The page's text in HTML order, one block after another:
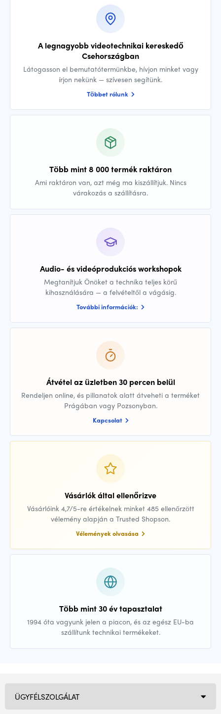
A legnagyobb videotechnikai kereskedő
Csehországban
Látogasson el bemutatótermünkbe, hívjon minket vagy
írjon nekünk — szívesen segítünk.
Többet rólunk
Több mint 8 000 termék raktáron
Ami raktáron van, azt még ma kiszállítjuk. Nincs
várakozás a szállításra.
Audio- és videóprodukciós workshopok
Megtanítjuk Önöket a technika teljes körű
kihasználására — a felvételtől a vágásig.
További információk:
Átvétel az üzletben 30 percen belül
Rendeljen online, és pillanatok alatt átveheti a terméket
Prágában vagy Pozsonyban.
Kapcsolat
Vásárlók által ellenőrizve
Vásárlóink 4,7/5-re értékelnek minket 485 ellenőrzött
vélemény alapján a Trusted Shopson.
Vélemények olvasása
Több mint 30 év tapasztalat
1994 óta vagyunk jelen a piacon, és az egész EU-ba
szállítunk technikai termékeket.
ÜGYFÉLSZOLGÁLAT